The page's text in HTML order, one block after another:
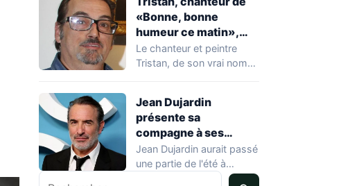
«Bonne, bonne
humeur ce matin»,
mort à 68 ans
Le chanteur et peintre
Tristan, de son vrai nom
Jean Dujardin
présente sa
compagne à ses
enfants à Soulac-sur-
Mer
Jean Dujardin aurait passé
une partie de l'été à
Soulac-sur-Mer, en